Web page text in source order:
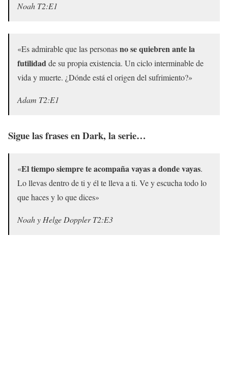
Noah T2:E1
«Es admirable que las personasno se quiebren ante la
futilidadde su propia existencia. Un ciclo interminable de
vida y muerte. ¿Dónde está el origen del sufrimiento?»
Adam T2:E1
Sigue las frases en Dark, la serie…
«El tiempo siempre te acompaña vayas a donde vayas.
Lo llevas dentro de ti y él te lleva a ti. Ve y escucha todo lo
que haces y lo que dices»
Noah y Helge Doppler T2:E3